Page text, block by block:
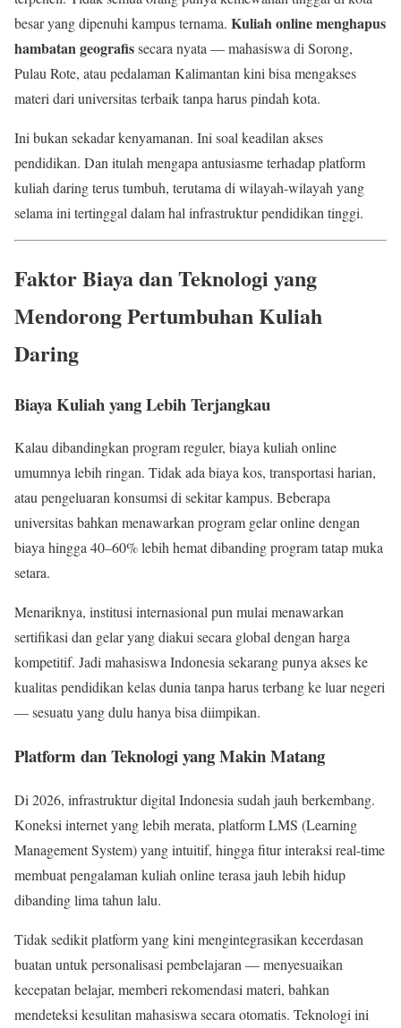
besar yang dipenuhi kampus ternama. Kuliah online menghapus
hambatan geografissecara nyata — mahasiswa di Sorong,
Pulau Rote, atau pedalaman Kalimantan kini bisa mengakses
materi dari universitas terbaik tanpa harus pindah kota.
Ini bukan sekadar kenyamanan. Ini soal keadilan akses
pendidikan. Dan itulah mengapa antusiasme terhadap platform
kuliah daring terus tumbuh, terutama di wilayah-wilayah yang
selama ini tertinggal dalam hal infrastruktur pendidikan tinggi.
Faktor Biaya dan Teknologi yang
Mendorong Pertumbuhan Kuliah
Daring
Biaya Kuliah yang Lebih Terjangkau
Kalau dibandingkan program reguler, biaya kuliah online
umumnya lebih ringan. Tidak ada biaya kos, transportasi harian,
atau pengeluaran konsumsi di sekitar kampus. Beberapa
universitas bahkan menawarkan program gelar online dengan
biaya hingga 40–60% lebih hemat dibanding program tatap muka
setara.
Menariknya, institusi internasional pun mulai menawarkan
sertifikasi dan gelar yang diakui secara global dengan harga
kompetitif. Jadi mahasiswa Indonesia sekarang punya akses ke
kualitas pendidikan kelas dunia tanpa harus terbang ke luar negeri
— sesuatu yang dulu hanya bisa diimpikan.
Platform dan Teknologi yang Makin Matang
Di 2026, infrastruktur digital Indonesia sudah jauh berkembang.
Koneksi internet yang lebih merata, platform LMS (Learning
Management System) yang intuitif, hingga fitur interaksi real-time
membuat pengalaman kuliah online terasa jauh lebih hidup
dibanding lima tahun lalu.
Tidak sedikit platform yang kini mengintegrasikan kecerdasan
buatan untuk personalisasi pembelajaran — menyesuaikan
kecepatan belajar, memberi rekomendasi materi, bahkan
mendeteksi kesulitan mahasiswa secara otomatis. Teknologi ini